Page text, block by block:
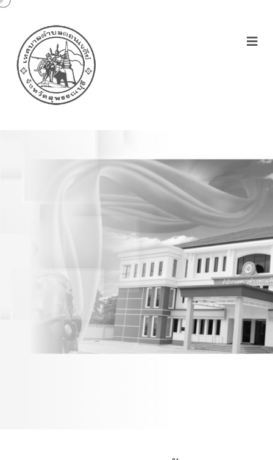
โครงการฝึกอาชีพระยะสั้นฝึก
อบรมการบรรจุภัณฑ์และ
สาธิตการเพิ่มคุณค่าด้วย
ศิลปะการออกแบบบรรจุ